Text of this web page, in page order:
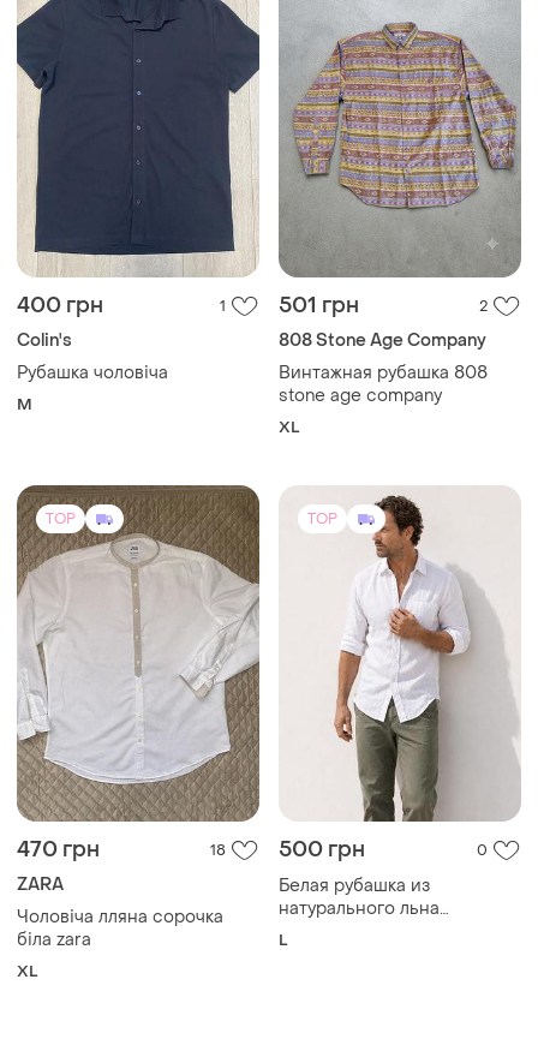
400 грн 1
Colin's
Рубашка чоловіча
M
501 грн 2
808 Stone Age Company
Винтажная рубашка 808
stone age company
XL
TOP
470 грн 18
ZARA
Чоловіча лляна сорочка
біла zara
XL
TOP
500 грн 0
Белая рубашка из
натурального льна
camiceria floriana
L